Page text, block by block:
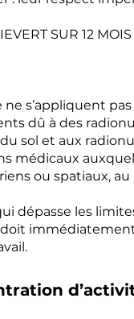
SUR 12
s’appliquent
dû à des
sol et aux
médicaux
ou spatiaux,
dépasse les